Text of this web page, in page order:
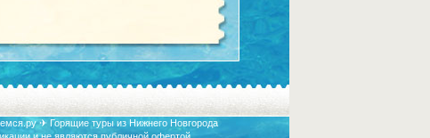
✈ Горящие туры из Нижнего Новгорода